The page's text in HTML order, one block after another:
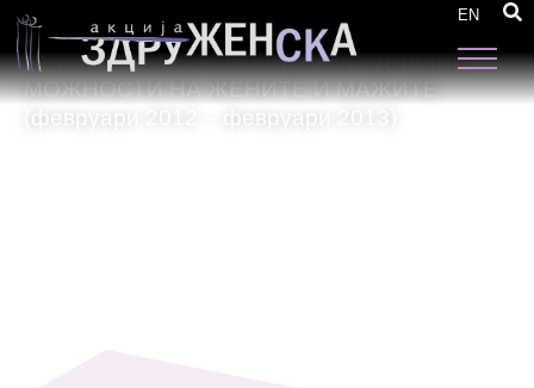
EN
ГОДИНА ПОТОА – МОНИТОРИНГ НА
ПРИМЕНАТА НА ЗАКОНОТ ЗА ЕДНАКВИ
МОЖНОСТИ НА ЖЕНИТЕ И МАЖИТЕ
(февруари 2012 – февруари 2013)